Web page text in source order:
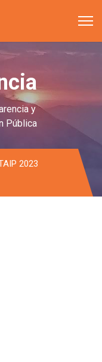
y
Pública
2023